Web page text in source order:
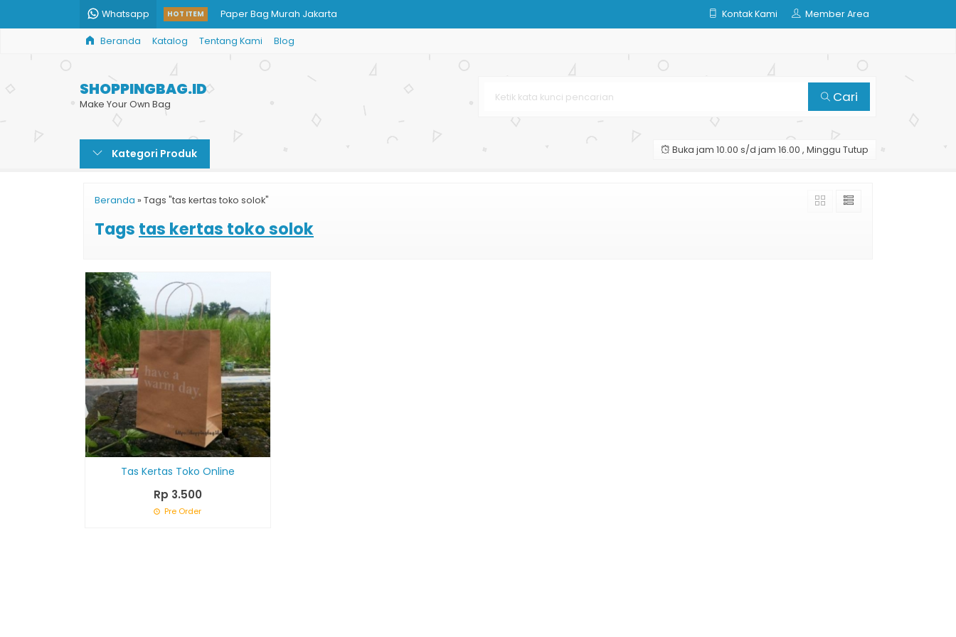
Whatsapp HOT ITEM Paper Bag Murah Jakarta
Jual Paper Bag Custom
Pesan Paper Bag Murah
Harga Paper Bag
Custom Paper Bag Karton
Kontak Kami Member Area
Beranda Katalog Tentang Kami Blog
SHOPPINGBAG.ID
Make Your Own Bag Cari
Kategori Produk Buka jam 10.00 s/d jam 16.00 , Minggu Tutup
Beranda » Tags "tas kertas toko solok"
Tags tas kertas toko solok
Tas Kertas Toko Online
Rp 3.500
Pre Order